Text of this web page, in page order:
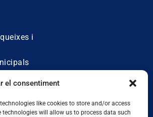
el consentiment
like cookies to store and/or access
will allow us to process data such
i